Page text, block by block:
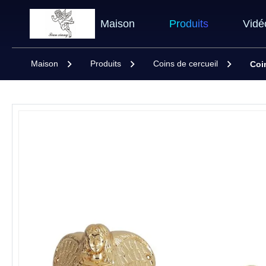
Maison Produits
Maison Produits Coins de cercueil